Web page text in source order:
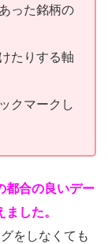
った銘柄の
たりする軸
クマークし
都合の良いデー
した。
をしなくても